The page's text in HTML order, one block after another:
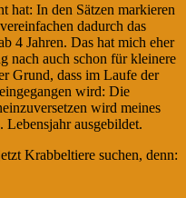
hat: In den Sätzen markieren
dadurch das
4 Jahren. Das hat mich eher
nach auch schon für kleinere
Grund, dass im Laufe der
wird: Die
wird meines
Lebensjahr ausgebildet.
Krabbeltiere suchen, denn: